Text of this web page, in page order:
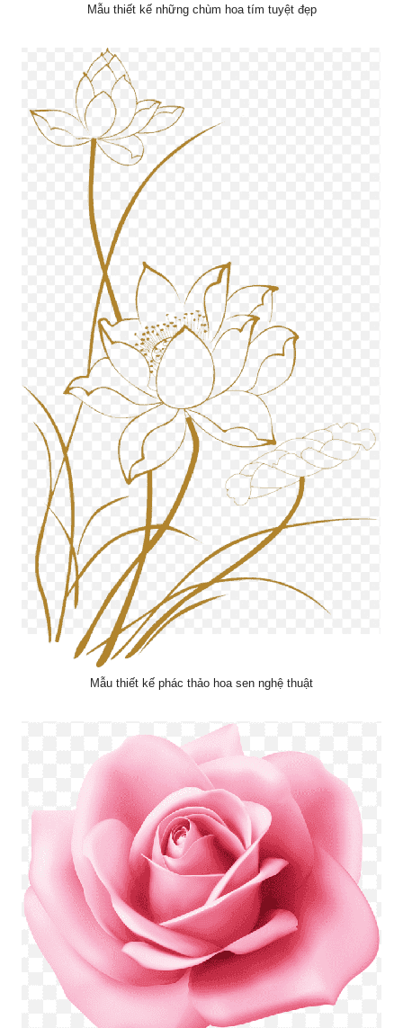
Mẫu thiết kế những chùm hoa tím tuyệt đẹp
Mẫu thiết kế phác thảo hoa sen nghệ thuật